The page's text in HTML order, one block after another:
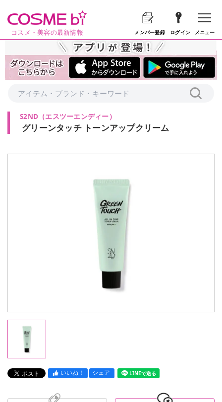
コスメ・美容の最新情報 メンバー登録 ログイン メニュー
S2ND （エスツーエンディー）
グリーンタッチ トーンアップクリーム
いいね！ シェア LINEで送る